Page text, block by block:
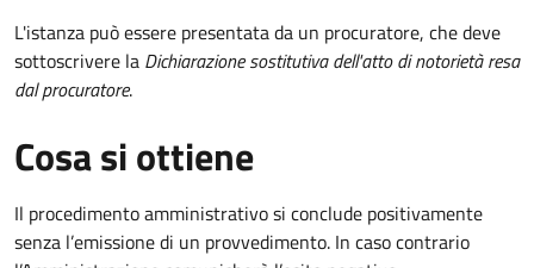
L'istanza può essere presentata da un procuratore, che deve
sottoscrivere la Dichiarazione sostitutiva dell'atto di notorietà resa
dal procuratore.
Cosa si ottiene
Il procedimento amministrativo si conclude positivamente
senza l’emissione di un provvedimento. In caso contrario